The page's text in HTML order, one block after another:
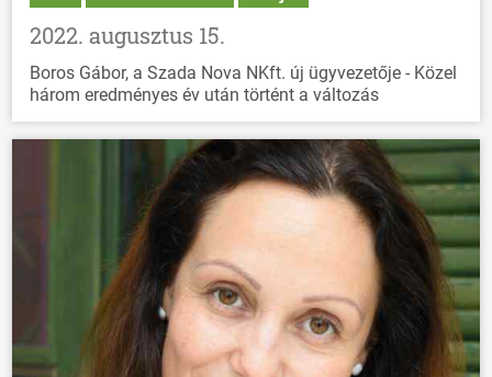
2022. augusztus 15.
Boros Gábor, a Szada Nova NKft. új ügyvezetője - Közel
három eredményes év után történt a változás